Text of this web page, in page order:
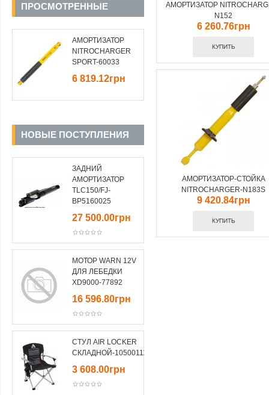
ПРОСМОТРЕННЫЕ
АМОРТИЗАТОР
NITROCHARGER
SPORT-60033
6 819.12грн
НОВЫЕ ПОСТУПЛЕНИЯ
ЗАДНИЙ
АМОРТИЗАТОР
TLC150/FJ-
BP5160025
27 500.00грн
МОТОР WARN 12V
ДЛЯ ЛЕБЕДКИ
XD9000-77892
16 596.80грн
СТУЛ AIR LOCKER
СКЛАДНОЙ-10500111
3 608.00грн
АМОРТИЗАТОР
N152
6 260.76грн
АМОРТИЗАТОР-СТОЙКА
NITROCHARGER-N183S
9 420.84грн